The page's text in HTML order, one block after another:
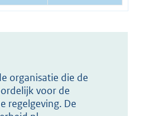
organisatie die de
voor de
regelgeving. De